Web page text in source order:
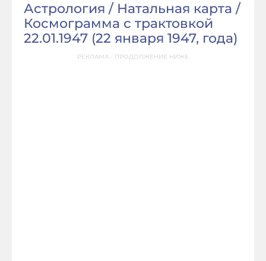
Астрология / Натальная карта /
Космограмма с трактовкой
22.01.1947 (22 января 1947, года)
РЕКЛАМА - ПРОДОЛЖЕНИЕ НИЖЕ